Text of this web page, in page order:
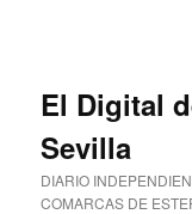
El Digital
Sevilla
DIARIO
COMARCAS DE